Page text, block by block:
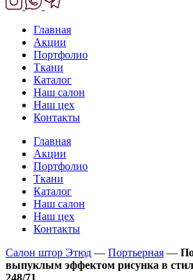
Главная
Акции
Портфолио
Ткани
Каталог
Наш салон
Наш цех
Контакты
Главная
Акции
Портфолио
Ткани
Каталог
Наш салон
Наш цех
Контакты
Салон штор Этюд — Портьерная —
выпуклым эффектом рисунка в
248/71